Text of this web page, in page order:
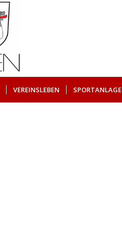
VEREINSLEBEN SPORTANLAGE